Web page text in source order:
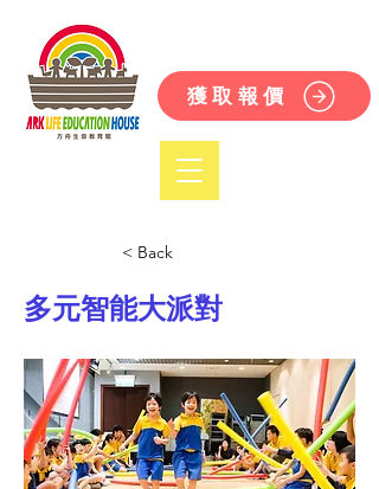
獲取報價
< Back
多元智能大派對